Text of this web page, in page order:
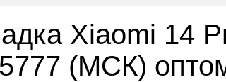
Xiaomi 14
(МСК)